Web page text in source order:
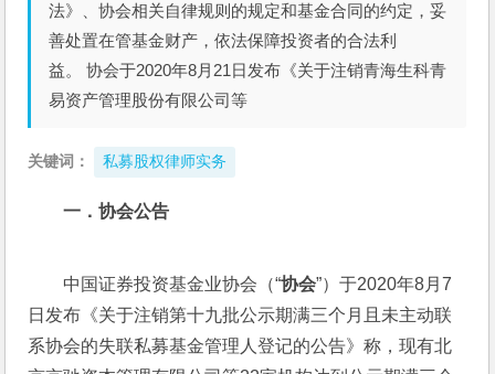
法》、协会相关自律规则的规定和基金合同的约定，妥
善处置在管基金财产，依法保障投资者的合法利
益。 协会于2020年8月21日发布《关于注销青海生科青
易资产管理股份有限公司等
关键词： 私募股权律师实务
一．协会公告
中国证券投资基金业协会（“协会”）于2020年8月7
日发布《关于注销第十九批公示期满三个月且未主动联
系协会的失联私募基金管理人登记的公告》称，现有北